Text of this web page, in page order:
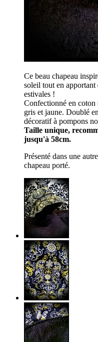
Ce beau chapeau
soleil tout en apportant
estivales !
Confectionné en coton
gris et jaune. Doublé
décoratif à pompons
Taille unique,
jusqu'à 58cm.
Présenté dans une
chapeau porté.